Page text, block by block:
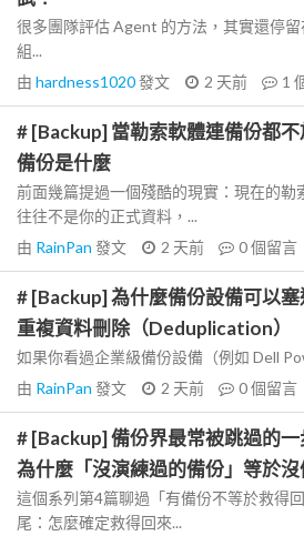
很多團隊評估 Agent 的方法，其實還停
組...
由 hardness1020發文 2 天前 1
# [Backup] 當勒索軟體連備份都
備份是什麼
前面幾篇提過一個殘酷的現實：現在的勒
往往不是你的正式資料，...
由 RainPan 發文 2 天前 0個留言
# [Backup] 為什麼備份設備可以
重複資料刪除（Deduplication）
如果你看過企業級備份設備（例如 Dell
由 RainPan 發文 2 天前 0個留言
# [Backup] 備份界最常被跳過的
為什麼「沒演練過的備份」等於
這個系列第4篇聊過「有備份不等於救得
尾：怎麼確定救得回來...